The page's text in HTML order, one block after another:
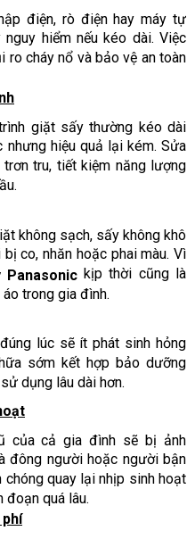
điện, rò điện hay máy tự
hiểm nếu kéo dài. Việc
ro cháy nổ và bảo vệ an toàn
giặt sấy thường kéo dài
nhưng hiệu quả lại kém. Sửa
tru, tiết kiệm năng lượng
không sạch, sấy không khô
co, nhăn hoặc phai màu. Vì
kịp thời cũng là
trong gia đình.
lúc sẽ ít phát sinh hỏng
sớm kết hợp bảo dưỡng
dụng lâu dài hơn.
của cả gia đình sẽ bị ảnh
đông người hoặc người bận
chóng quay lại nhịp sinh hoạt
đoạn quá lâu.